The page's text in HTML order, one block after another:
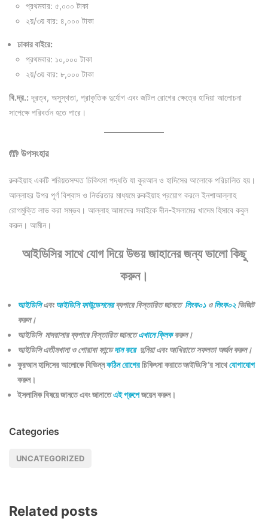
প্রথমবার: ৫,০০০ টাকা
২য়/৩য় বার: ৪,০০০ টাকা
ঢাকার বাইরে:
প্রথমবার: ১০,০০০ টাকা
২য়/৩য় বার: ৮,০০০ টাকা
বি.দ্র.: দূরত্ব, অসুস্থতা, প্রাকৃতিক দুর্যোগ এবং জটিল রোগের ক্ষেত্রে হাদিয়া আলোচনা
সাপেক্ষে পরিবর্তন হতে পারে।
🤲 উপসংহার
রুকইয়াহ একটি শরিয়তসম্মত চিকিৎসা পদ্ধতি যা কুরআন ও হাদিসের আলোকে পরিচালিত হয়।
আল্লাহর উপর পূর্ণ বিশ্বাস ও নির্ভরতার মাধ্যমে রুকইয়াহ প্রয়োগ করলে ইনশাআল্লাহ
রোগমুক্তি লাভ করা সম্ভব। আল্লাহ আমাদের সবাইকে দীন-ইসলামের খাদেম হিসাবে কবুল
করুন। আমীন।
আইডিসির সাথে যোগ দিয়ে উভয় জাহানের জন্য ভালো কিছু
করুন।
আইডিসিএবংআইডিসি ফাউন্ডেশনেরব্যপারে বিস্তারিত জানতে লিংক০১ওলিংক০২ ভিজিট
করুন।
আইডিসি মাদরাসার ব্যপারে বিস্তারিত জানতেএখানে ক্লিককরুন।
আইডিসি এতীমখানা ও গোরাবা ফান্ডেদান করে দুনিয়া এবং আখিরাতে সফলতা অর্জন করুন।
কুরআন হাদিসের আলোকে বিভিন্নকঠিন রোগেরচিকিৎসা করাতেআইডিসি‘র সাথেযোগাযোগ
করুন।
ইসলামিক বিষয়ে জানতে এবং জানাতেএই গ্রুপেজয়েন করুন।
Categories
UNCATEGORIZED
Related posts